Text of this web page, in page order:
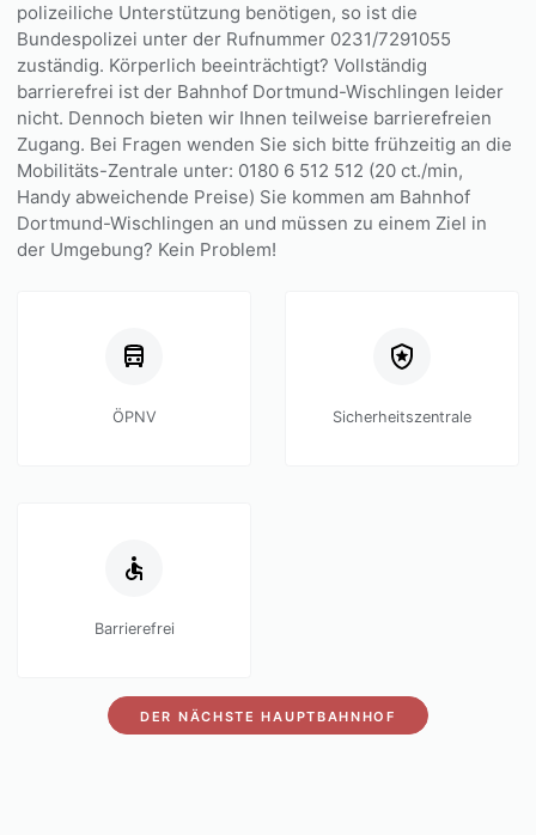
polizeiliche Unterstützung benötigen, so ist die
Bundespolizei unter der Rufnummer 0231/7291055
zuständig. Körperlich beeinträchtigt? Vollständig
barrierefrei ist der Bahnhof Dortmund-Wischlingen leider
nicht. Dennoch bieten wir Ihnen teilweise barrierefreien
Zugang. Bei Fragen wenden Sie sich bitte frühzeitig an die
Mobilitäts-Zentrale unter: 0180 6 512 512 (20 ct./min,
Handy abweichende Preise) Sie kommen am Bahnhof
Dortmund-Wischlingen an und müssen zu einem Ziel in
der Umgebung? Kein Problem!
ÖPNV Sicherheitszentrale
Barrierefrei
DER NÄCHSTE HAUPTBAHNHOF